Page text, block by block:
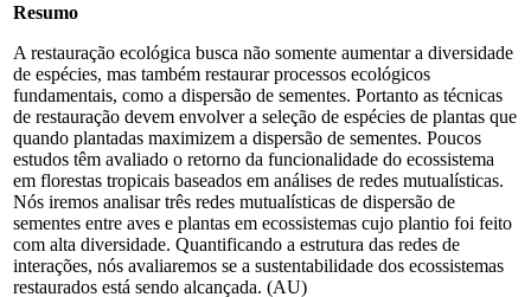
Resumo
A restauração ecológica busca não somente aumentar a diversidade
de espécies, mas também restaurar processos ecológicos
fundamentais, como a dispersão de sementes. Portanto as técnicas
de restauração devem envolver a seleção de espécies de plantas que
quando plantadas maximizem a dispersão de sementes. Poucos
estudos têm avaliado o retorno da funcionalidade do ecossistema
em florestas tropicais baseados em análises de redes mutualísticas.
Nós iremos analisar três redes mutualísticas de dispersão de
sementes entre aves e plantas em ecossistemas cujo plantio foi feito
com alta diversidade. Quantificando a estrutura das redes de
interações, nós avaliaremos se a sustentabilidade dos ecossistemas
restaurados está sendo alcançada. (AU)